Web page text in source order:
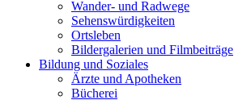
Wander- und Radwege
Sehenswürdigkeiten
Ortsleben
Bildergalerien und Filmbeiträge
Bildung und Soziales
Ärzte und Apotheken
Bücherei